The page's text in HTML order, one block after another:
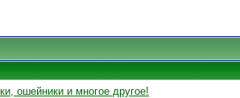
ошейники и многое другое!